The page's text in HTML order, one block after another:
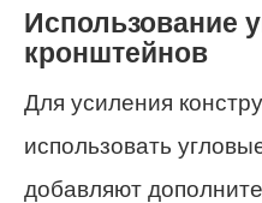
Использование
кронштейнов
Для усиления
использовать
добавляют